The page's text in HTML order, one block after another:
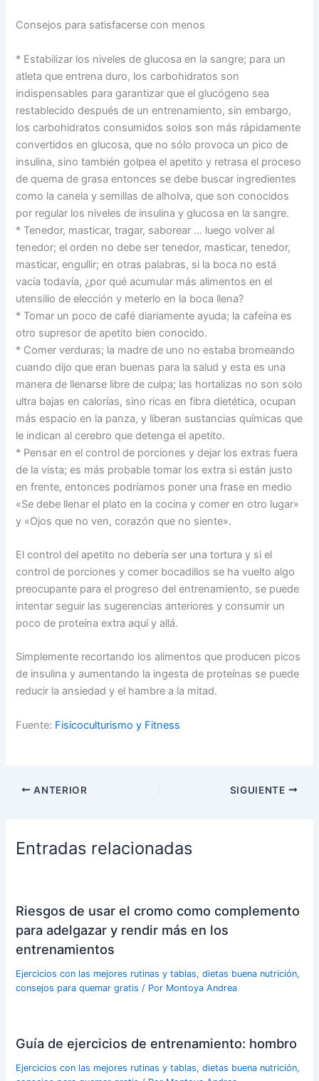
Consejos para satisfacerse con menos
* Estabilizar los niveles de glucosa en la sangre; para un
atleta que entrena duro, los carbohidratos son
indispensables para garantizar que el glucógeno sea
restablecido después de un entrenamiento, sin embargo,
los carbohidratos consumidos solos son más rápidamente
convertidos en glucosa, que no sólo provoca un pico de
insulina, sino también golpea el apetito y retrasa el proceso
de quema de grasa entonces se debe buscar ingredientes
como la canela y semillas de alholva, que son conocidos
por regular los niveles de insulina y glucosa en la sangre.
* Tenedor, masticar, tragar, saborear … luego volver al
tenedor; el orden no debe ser tenedor, masticar, tenedor,
masticar, engullir; en otras palabras, si la boca no está
vacía todavía, ¿por qué acumular más alimentos en el
utensilio de elección y meterlo en la boca llena?
* Tomar un poco de café diariamente ayuda; la cafeína es
otro supresor de apetito bien conocido.
* Comer verduras; la madre de uno no estaba bromeando
cuando dijo que eran buenas para la salud y esta es una
manera de llenarse libre de culpa; las hortalizas no son solo
ultra bajas en calorías, sino ricas en fibra dietética, ocupan
más espacio en la panza, y liberan sustancias químicas que
le indican al cerebro que detenga el apetito.
* Pensar en el control de porciones y dejar los extras fuera
de la vista; es más probable tomar los extra si están justo
en frente, entonces podríamos poner una frase en medio
«Se debe llenar el plato en la cocina y comer en otro lugar»
y «Ojos que no ven, corazón que no siente».
El control del apetito no debería ser una tortura y si el
control de porciones y comer bocadillos se ha vuelto algo
preocupante para el progreso del entrenamiento, se puede
intentar seguir las sugerencias anteriores y consumir un
poco de proteína extra aquí y allá.
Simplemente recortando los alimentos que producen picos
de insulina y aumentando la ingesta de proteínas se puede
reducir la ansiedad y el hambre a la mitad.
Fuente: Fisicoculturismo y Fitness
ANTERIOR SIGUIENTE
Entradas relacionadas
Riesgos de usar el cromo como complemento
para adelgazar y rendir más en los
entrenamientos
Ejercicios con las mejores rutinas y tablas, dietas buena nutrición,
consejos para quemar gratis / Por Montoya Andrea
Guía de ejercicios de entrenamiento: hombro
Ejercicios con las mejores rutinas y tablas, dietas buena nutrición,